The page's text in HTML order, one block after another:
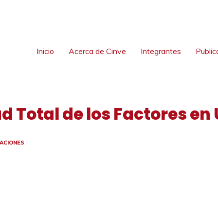
Inicio Acerca de Cinve Integrantes
Total de los Factores en